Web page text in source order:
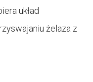
układ
żelaza z